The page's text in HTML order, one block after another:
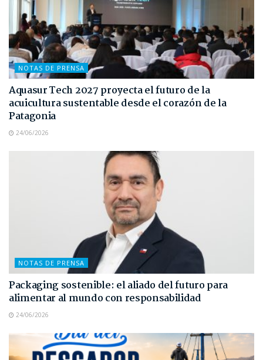
NOTAS DE PRENSA
Aquasur Tech 2027 proyecta el futuro de la
acuicultura sustentable desde el corazón de la
Patagonia
24/06/2026
NOTAS DE PRENSA
Packaging sostenible: el aliado del futuro para
alimentar al mundo con responsabilidad
24/06/2026